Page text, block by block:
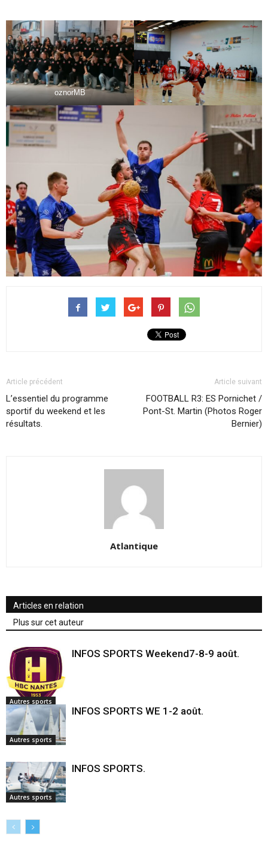
oznorMB
Article précédent
L’essentiel du programme
sportif du weekend et les
résultats.
Article suivant
FOOTBALL R3: ES Pornichet /
Pont-St. Martin (Photos Roger
Bernier)
Atlantique
Articles en relation
Plus sur cet auteur
Autres sports
INFOS SPORTS Weekend7-8-9 août.
Autres sports
INFOS SPORTS WE 1-2 août.
Autres sports
INFOS SPORTS.